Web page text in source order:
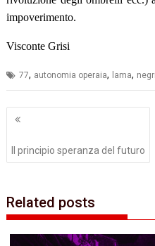
impoverimento.
Visconte Grisi
77, autonomia operaia, lama,
Navigazione
Il principio speranza del futuro
Related posts